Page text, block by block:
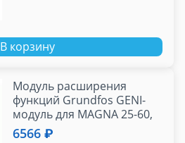
В корзину
Модуль расширения
функций Grundfos GENI-
модуль для MAGNA 25-60,
32-60, ХХ-100
6566 ₽